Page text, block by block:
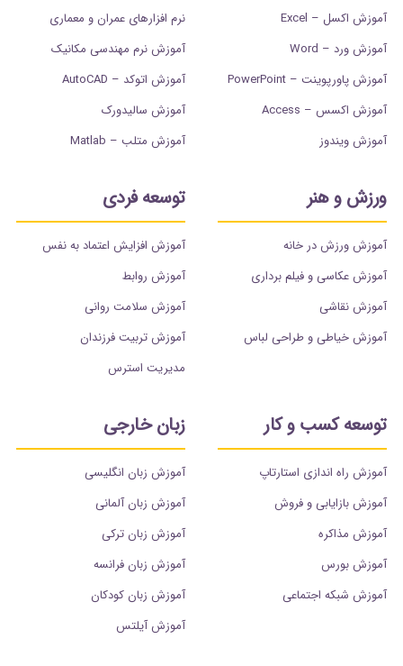
آموزش اکسل – Excel
آموزش ورد – Word
آموزش پاورپوینت – PowerPoint
آموزش اکسس – Access
آموزش ویندوز
نرم افزارهای عمران و معماری
آموزش نرم مهندسی مکانیک
آموزش اتوکد – AutoCAD
آموزش سالیدورک
آموزش متلب – Matlab
ورزش و هنر
آموزش ورزش در خانه
آموزش عکاسی و فیلم برداری
آموزش نقاشی
آموزش خیاطی و طراحی لباس
توسعه فردی
آموزش افزایش اعتماد به نفس
آموزش روابط
آموزش سلامت روانی
آموزش تربیت فرزندان
مدیریت استرس
توسعه کسب و کار
آموزش راه اندازی استارتاپ
آموزش بازایابی و فروش
آموزش مذاکره
آموزش بورس
آموزش شبکه اجتماعی
زبان خارجی
آموزش زبان انگلیسی
آموزش زبان آلمانی
آموزش زبان ترکی
آموزش زبان فرانسه
آموزش زبان کودکان
آموزش آیلتس